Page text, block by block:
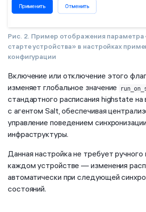
Рис. 2. Пример отображения параметра
старте устройства» в настройках
конфигурации
Включение или отключение этого
изменяет глобальное значение
стандартного расписания highstate на
с агентом Salt, обеспечивая
управление поведением
инфраструктуры.
Данная настройка не требует ручного
каждом устройстве — изменения
автоматически при следующей
состояний.